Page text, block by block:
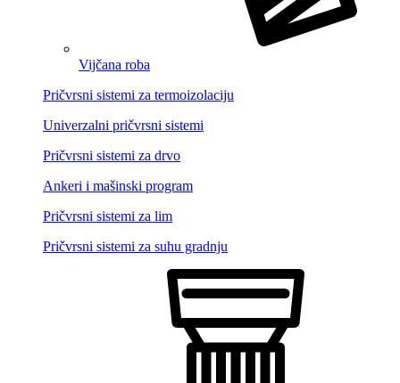
Vijčana roba
Pričvrsni sistemi za termoizolaciju
Univerzalni pričvrsni sistemi
Pričvrsni sistemi za drvo
Ankeri i mašinski program
Pričvrsni sistemi za lim
Pričvrsni sistemi za suhu gradnju